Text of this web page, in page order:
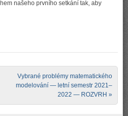
našeho prvního setkání tak, aby
Vybrané problémy matematického
modelování — letní semestr 2021–
2022 — ROZVRH »